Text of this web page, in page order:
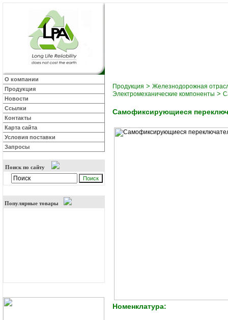
О компании
Продукция
Новости
Ссылки
Контакты
Карта сайта
Условия поставки
Запросы
Поиск по сайту
Популярные товары
Продукция > Железнодорожная
Электромеханические компоненты >
Самофиксирующиеся
Номенклатура: